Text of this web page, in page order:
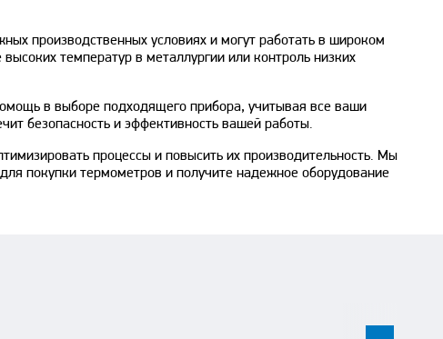
производственных условиях и могут работать в широком
температур в металлургии или контроль низких
в выборе подходящего прибора, учитывая все ваши
безопасность и эффективность вашей работы.
процессы и повысить их производительность. Мы
покупки термометров и получите надежное оборудование